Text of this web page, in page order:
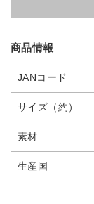
商品情報
JANコード
サイズ（約）
素材
生産国